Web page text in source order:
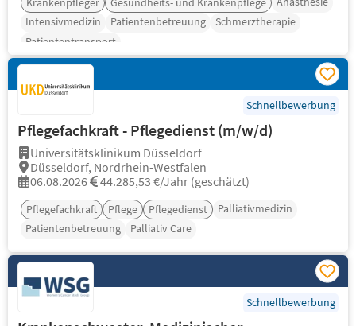
Intensivmedizin
Patientenbetreuung
Schmerztherapie
Patiententransport
Schnellbewerbung
Pflegefachkraft - Pflegedienst (m/w/d)
Universitätsklinikum Düsseldorf
Düsseldorf, Nordrhein-Westfalen
06.08.2026
44.285,53 €/Jahr (geschätzt)
Pflegefachkraft Pflege Pflegedienst
Palliativmedizin
Patientenbetreuung
Palliativ Care
Schnellbewerbung